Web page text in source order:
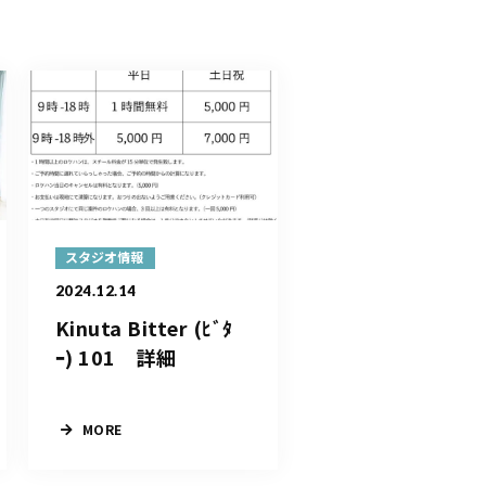
スタジオ情報
2024.12.14
Kinuta Bitter (ﾋﾞﾀ
ｰ) 101 詳細
MORE